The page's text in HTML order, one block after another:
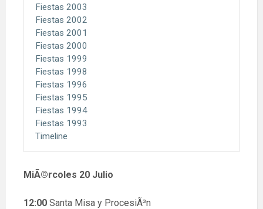
Fiestas 2003
Fiestas 2002
Fiestas 2001
Fiestas 2000
Fiestas 1999
Fiestas 1998
Fiestas 1996
Fiestas 1995
Fiestas 1994
Fiestas 1993
Timeline
MiÃ©rcoles 20 Julio
12:00 Santa Misa y ProcesiÃ³n